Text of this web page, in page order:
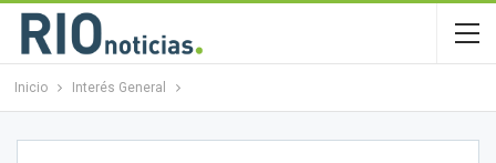
Inicio Interés General